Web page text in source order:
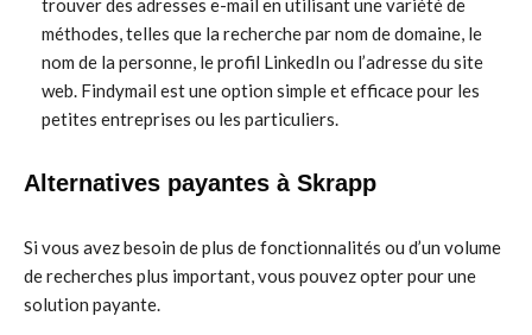
trouver des adresses e-mail en utilisant une variété de
méthodes, telles que la recherche par nom de domaine, le
nom de la personne, le profil LinkedIn ou l’adresse du site
web. Findymail est une option simple et efficace pour les
petites entreprises ou les particuliers.
Alternatives payantes à Skrapp
Si vous avez besoin de plus de fonctionnalités ou d’un volume
de recherches plus important, vous pouvez opter pour une
solution payante.